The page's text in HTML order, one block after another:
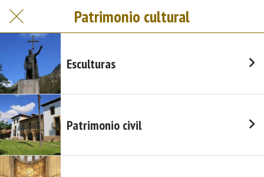
Patrimonio cultural
Esculturas
Patrimonio civil